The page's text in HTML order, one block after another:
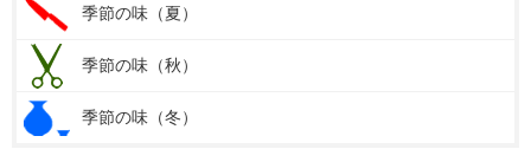
季節の味（夏）
季節の味（秋）
季節の味（冬）